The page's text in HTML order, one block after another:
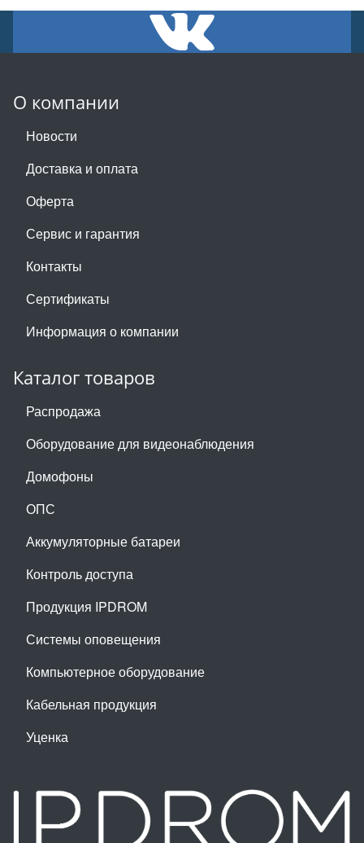
О компании
Новости
Доставка и оплата
Оферта
Сервис и гарантия
Контакты
Сертификаты
Информация о компании
Каталог товаров
Распродажа
Оборудование для видеонаблюдения
Домофоны
ОПС
Аккумуляторные батареи
Контроль доступа
Продукция IPDROM
Системы оповещения
Компьютерное оборудование
Кабельная продукция
Уценка